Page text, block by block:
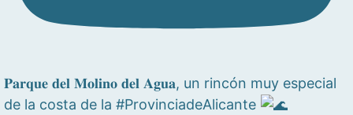
𝐏𝐚𝐫𝐪𝐮𝐞 𝐝𝐞𝐥 𝐌𝐨𝐥𝐢𝐧𝐨 𝐝𝐞𝐥 𝐀𝐠𝐮𝐚, un rincón muy especial
de la costa de la #ProvinciadeAlicante